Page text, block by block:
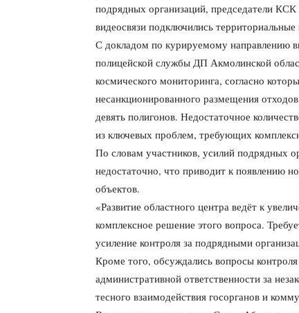
подрядных организаций, председатели
видеосвязи подключились территориальные
С докладом по курируемому направлению
полицейской службы ДП Акмолинской
космического мониторинга, согласно
несанкционированного размещения
девять полигонов. Недостаточное
из ключевых проблем, требующих
По словам участников, усилий подрядных
недостаточно, что приводит к появлению
объектов.
«Развитие областного центра ведёт к
комплексное решение этого вопроса.
усиление контроля за подрядными
Кроме того, обсуждались вопросы
административной ответственности за
тесного взаимодействия госорганов и